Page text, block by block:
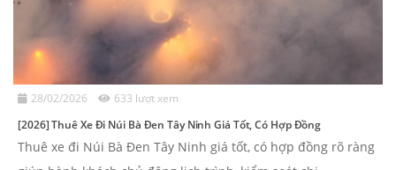
28/02/2026 633 lượt xem
[2026] Thuê Xe Đi Núi Bà Đen Tây Ninh Giá Tốt, Có Hợp Đồng
Thuê xe đi Núi Bà Đen Tây Ninh giá tốt, có hợp đồng rõ ràng